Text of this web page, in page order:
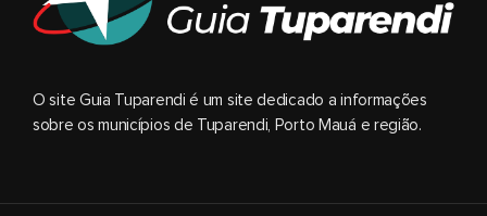
O site Guia Tuparendi é um site dedicado a informações
sobre os municípios de Tuparendi, Porto Mauá e região.